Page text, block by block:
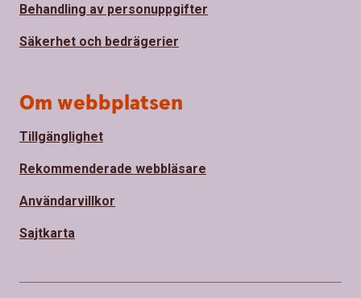
Behandling av personuppgifter
Säkerhet och bedrägerier
Om webbplatsen
Tillgänglighet
Rekommenderade webbläsare
Användarvillkor
Sajtkarta